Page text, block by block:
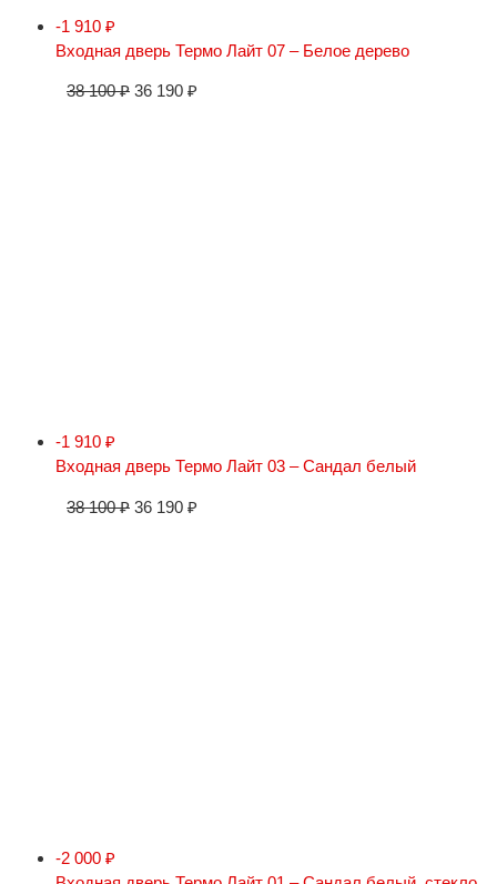
-1 910 ₽
Входная дверь Термо Лайт 07 – Белое дерево
38 100₽ 36 190 ₽
-1 910 ₽
Входная дверь Термо Лайт 03 – Сандал белый
38 100₽ 36 190 ₽
-2 000 ₽